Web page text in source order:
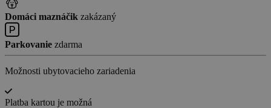
Domáci maznáčik zakázaný
Parkovanie zdarma
Možnosti ubytovacieho zariadenia
Platba kartou je možná